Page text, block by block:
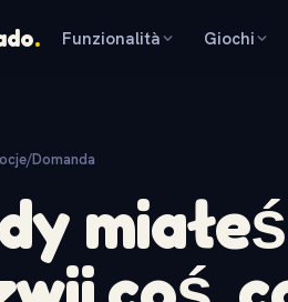
. Funzionalità Giochi
/Domanda